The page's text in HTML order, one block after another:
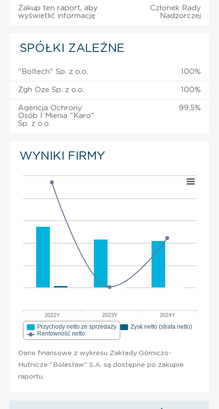
Zakup ten raport, aby
wyświetlić informację
Członek Rady
Nadzorczej
SPÓŁKI ZALEŻNE
"Boltech" Sp. z o.o. 100%
Zgh Oze Sp. z o.o. 100%
Agencja Ochrony
Osób I Mienia "Karo"
Sp. z o.o.
99,5%
WYNIKI FIRMY
2022Y 2023Y 2024Y
Przychody netto ze sprzedaży
Zysk netto (strata netto)
Rentowność netto
Dane finansowe z wykresu Zakłady Górniczo-
Hutnicze "Bolesław" S.A. są dostępne po zakupie
raportu.